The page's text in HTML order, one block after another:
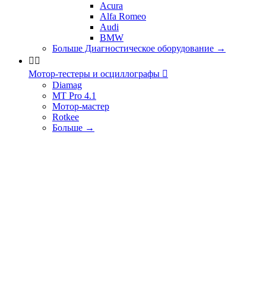
Acura
Alfa Romeo
Audi
BMW
Больше Диагностическое оборудование →
 
Мотор-тестеры и осциллографы 
Diamag
MT Pro 4.1
Мотор-мастер
Rotkee
Больше →